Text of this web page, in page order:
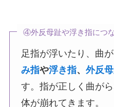
④外反母趾や浮き指につ
足指が浮いたり、曲
み指や浮き指、外反
す。指が正しく曲が
体が崩れてきます。